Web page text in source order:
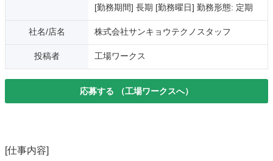
[勤務期間] 長期 [勤務曜日] 勤務形態: 定期
社名/店名 株式会社サンキョウテクノスタッフ
投稿者 工場ワークス
応募する （工場ワークスへ）
[仕事内容]